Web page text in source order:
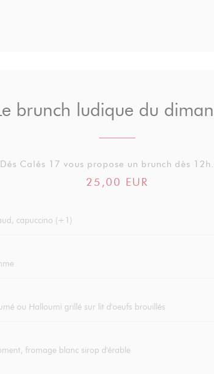
brunch ludique du
Calés 17 vous propose un brunch dès
25,00 EUR
capuccino (+1)
ou Halloumi grillé sur lit d'oeufs brouillés
fromage blanc sirop d'érable